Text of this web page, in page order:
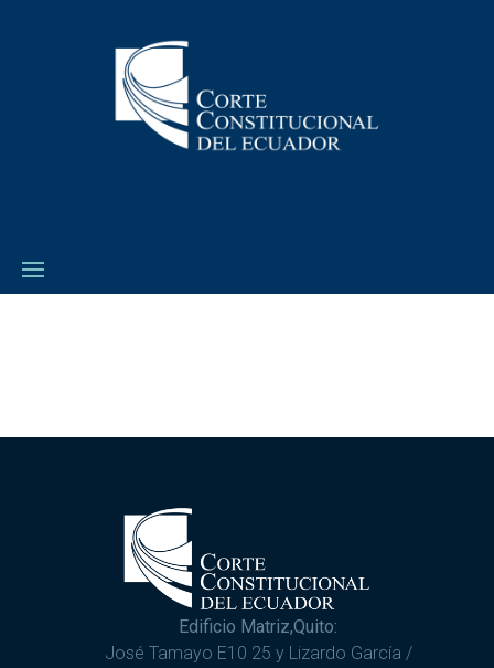
Edificio Matriz,Quito:
José Tamayo E10 25 y Lizardo García /